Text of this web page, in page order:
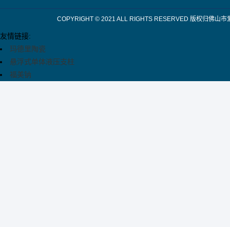
COPYRIGHT © 2021 ALL RIGHTS RESERVED 版权归佛山
友情链接:
玛德里陶瓷
悬浮式单体液压支柱
福美钠